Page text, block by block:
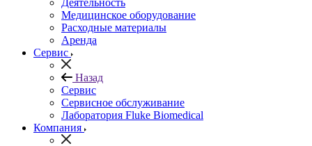
Деятельность
Медицинское оборудование
Расходные материалы
Аренда
Сервис
Назад
Сервис
Сервисное обслуживание
Лаборатория Fluke Biomedical
Компания